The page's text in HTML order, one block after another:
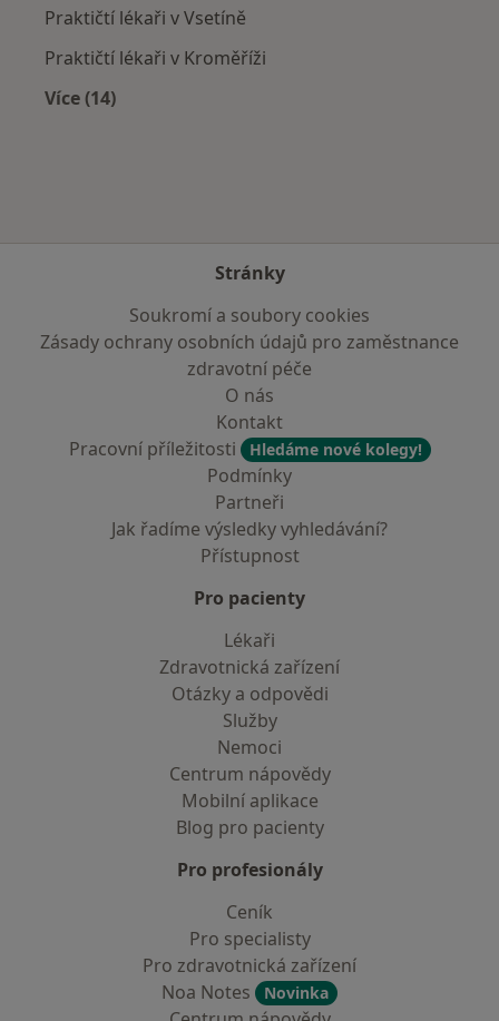
Praktičtí lékaři v Vsetíně
Praktičtí lékaři v Kroměříži
Více (14)
Stránky
Soukromí a soubory cookies
Zásady ochrany osobních údajů pro zaměstnance
zdravotní péče
O nás
Kontakt
Pracovní příležitosti
Hledáme nové kolegy!
Podmínky
Partneři
Jak řadíme výsledky vyhledávání?
Přístupnost
Pro pacienty
Lékaři
Zdravotnická zařízení
Otázky a odpovědi
Služby
Nemoci
Centrum nápovědy
Mobilní aplikace
Blog pro pacienty
Pro profesionály
Ceník
Pro specialisty
Pro zdravotnická zařízení
Noa Notes
Novinka